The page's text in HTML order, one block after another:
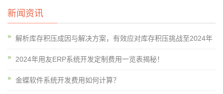
新闻资讯
解析库存积压成因与解决方案，有效应对库存积压挑战至2024年
2024年用友ERP系统开发定制费用一览表揭秘！
金蝶软件系统开发费用如何计算？